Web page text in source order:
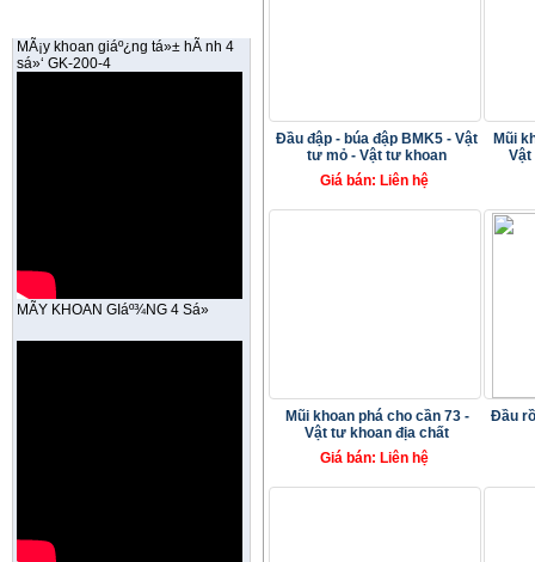
MÃ¡y khoan giáº¿ng tá»± hÃ nh 4
sá»‘ GK-200-4
MÃY KHOAN GIáº¾NG 4 Sá»
Đầu đập - búa đập BMK5 - Vật
tư mỏ - Vật tư khoan
Giá bán: Liên hệ
Mũi
Mũi khoan phá cho cần 73 -
Vật tư khoan địa chất
Giá bán: Liên hệ
Đầu